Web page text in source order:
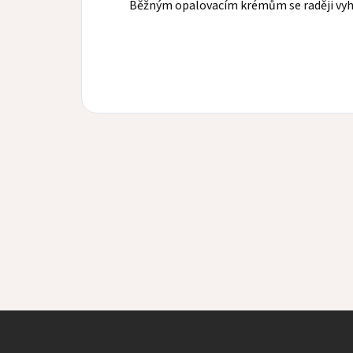
Běžným opalovacím krémům se raději